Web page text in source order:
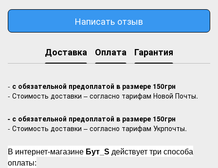
Написать отзыв
Доставка Оплата Гарантия
- с обязательной предоплатой в размере 150грн
- Стоимость доставки – согласно тарифам Новой Почты.
- с обязательной предоплатой в размере 150грн
- Стоимость доставки – согласно тарифам Укрпочты.
В интернет-магазине Бут_S действует три способа
оплаты: